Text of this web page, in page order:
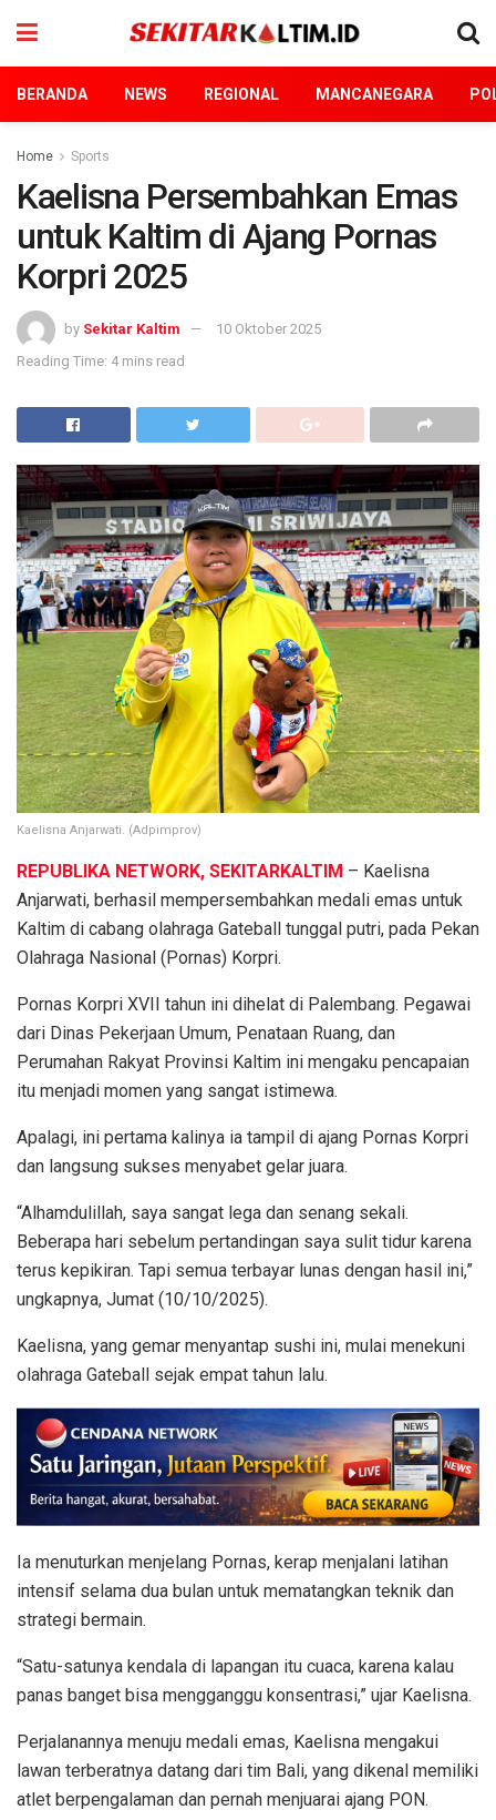
BERANDA NEWS REGIONAL MANCANEGARA
Home Sports
Kaelisna Persembahkan Emas
untuk Kaltim di Ajang Pornas
Korpri 2025
by Sekitar Kaltim
10 Oktober 2025
Reading Time: 4 mins read
Kaelisna Anjarwati. (Adpimprov)
REPUBLIKA NETWORK, SEKITARKALTIM – Kaelisna
Anjarwati, berhasil mempersembahkan medali emas untuk
Kaltim di cabang olahraga Gateball tunggal putri, pada Pekan
Olahraga Nasional (Pornas) Korpri.
Pornas Korpri XVII tahun ini dihelat di Palembang. Pegawai
dari Dinas Pekerjaan Umum, Penataan Ruang, dan
Perumahan Rakyat Provinsi Kaltim ini mengaku pencapaian
itu menjadi momen yang sangat istimewa.
Apalagi, ini pertama kalinya ia tampil di ajang Pornas Korpri
dan langsung sukses menyabet gelar juara.
“Alhamdulillah, saya sangat lega dan senang sekali.
Beberapa hari sebelum pertandingan saya sulit tidur karena
terus kepikiran. Tapi semua terbayar lunas dengan hasil ini,”
ungkapnya, Jumat (10/10/2025).
Kaelisna, yang gemar menyantap sushi ini, mulai menekuni
olahraga Gateball sejak empat tahun lalu.
Ia menuturkan menjelang Pornas, kerap menjalani latihan
intensif selama dua bulan untuk mematangkan teknik dan
strategi bermain.
“Satu-satunya kendala di lapangan itu cuaca, karena kalau
panas banget bisa mengganggu konsentrasi,” ujar Kaelisna.
Perjalanannya menuju medali emas, Kaelisna mengakui
lawan terberatnya datang dari tim Bali, yang dikenal memiliki
atlet berpengalaman dan pernah menjuarai ajang PON.